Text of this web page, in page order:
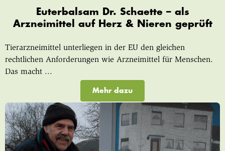
Euterbalsam Dr. Schaette – als
Arzneimittel auf Herz & Nieren geprüft
Tierarzneimittel unterliegen in der EU den gleichen
rechtlichen Anforderungen wie Arzneimittel für Menschen.
Das macht ...
Mehr dazu